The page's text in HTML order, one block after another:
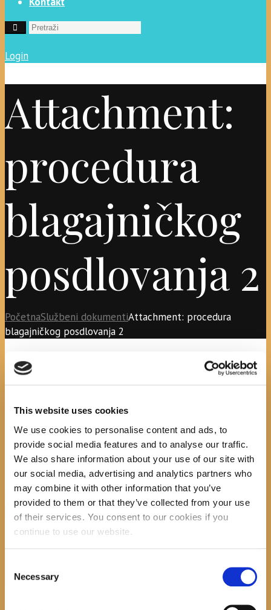
This website uses cookies
We use cookies to personalise content and ads, to
provide social media features and to analyse our traffic.
We also share information about your use of our site with
our social media, advertising and analytics partners who
may combine it with other information that you’ve
provided to them or that they’ve collected from your use
of their services. You consent to our cookies if you
continue to use our website.
Selection
Necessary
Login
Attachment:
procedura
blagajničkog
posdlovanja 2
PočetnaSlužbeni dokumentiAttachment: procedura
blagajničkog posdlovanja 2
procedura
blagajničkog
posdlovanja 2
Previous item
izjava o nepostojanju...
No image description ...